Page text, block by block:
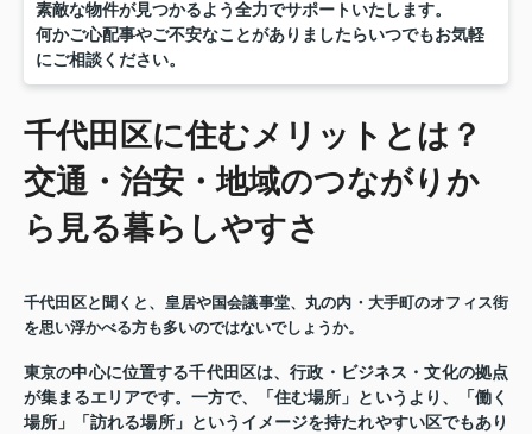
素敵な物件が見つかるよう全力でサポートいたします。
何かご心配事やご不安なことがありましたらいつでもお気軽
にご相談ください。
千代田区に住むメリットとは？
交通・治安・地域のつながりか
ら見る暮らしやすさ
千代田区と聞くと、皇居や国会議事堂、丸の内・大手町のオフィス街
を思い浮かべる方も多いのではないでしょうか。
東京の中心に位置する千代田区は、行政・ビジネス・文化の拠点
が集まるエリアです。一方で、「住む場所」というより、「働く
場所」「訪れる場所」というイメージを持たれやすい区でもあり